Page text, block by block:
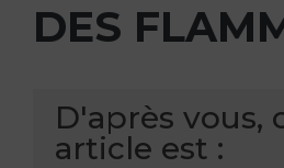
DES
D'après vous,
article est :